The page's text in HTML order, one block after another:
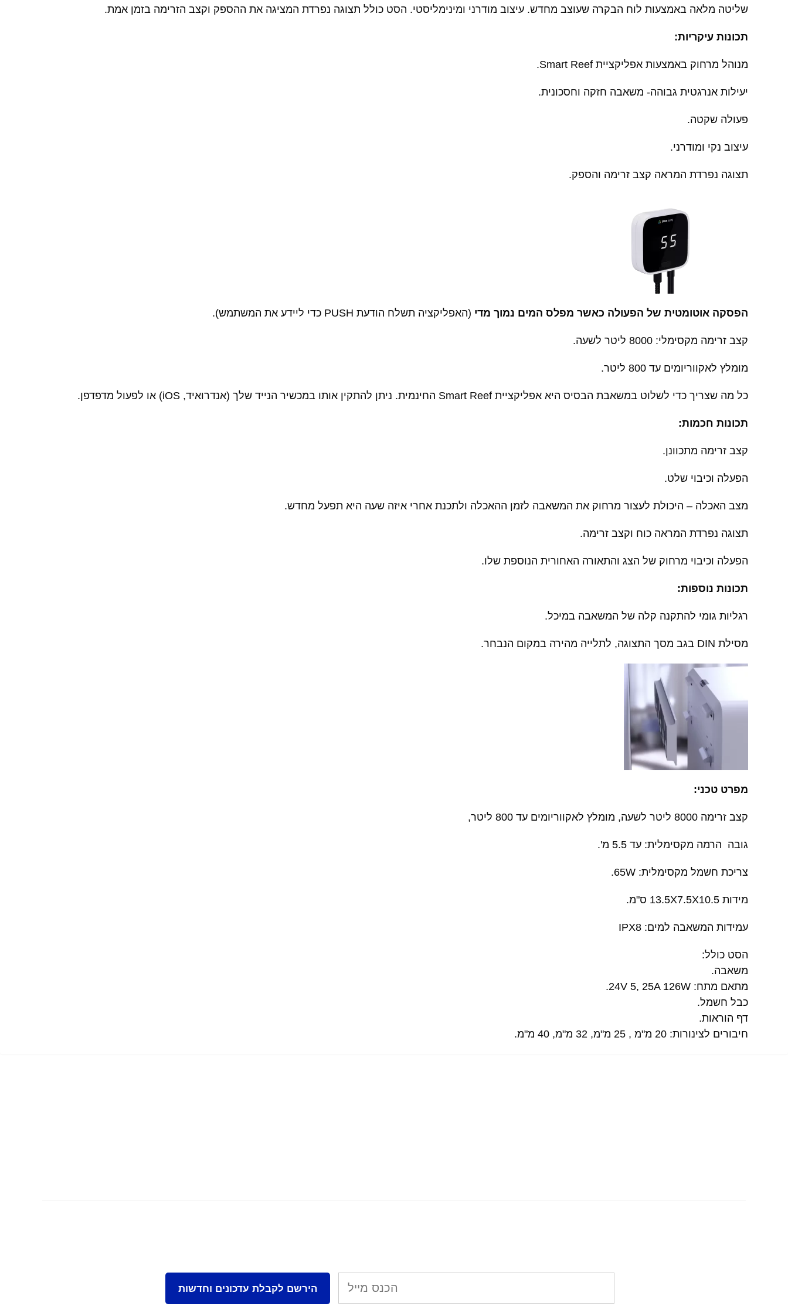
שליטה מלאה באמצעות לוח הבקרה שעוצב מחדש. עיצוב מודרני ומינימליסטי. הסט כולל תצוגה נפרדת המציגה את ההספק וקצב הזרימה בזמן אמת.
תכונות עיקריות:
מנוהל מרחוק באמצעות אפליקציית Smart Reef.
יעילות אנרגטית גבוהה- משאבה חזקה וחסכונית.
פעולה שקטה.
עיצוב נקי ומודרני.
תצוגה נפרדת המראה קצב זרימה והספק.
הפסקה אוטומטית של הפעולה כאשר מפלס המים נמוך מדי (האפליקציה תשלח הודעת PUSH כדי ליידע את המשתמש).
קצב זרימה מקסימלי: 8000 ליטר לשעה.
מומלץ לאקווריומים עד 800 ליטר.
כל מה שצריך כדי לשלוט במשאבת הבסיס היא אפליקציית Smart Reef החינמית. ניתן להתקין אותו במכשיר הנייד שלך (אנדרואיד, iOS) או לפעול מדפדפן.
תכונות חכמות:
קצב זרימה מתכוונן.
הפעלה וכיבוי שלט.
מצב האכלה – היכולת לעצור מרחוק את המשאבה לזמן ההאכלה ולתכנת אחרי איזה שעה היא תפעל מחדש.
תצוגה נפרדת המראה כוח וקצב זרימה.
הפעלה וכיבוי מרחוק של הצג והתאורה האחורית הנוספת שלו.
תכונות נוספות:
רגליות גומי להתקנה קלה של המשאבה במיכל.
מסילת DIN בגב מסך התצוגה, לתלייה מהירה במקום הנבחר.
מפרט טכני:
קצב זרימה 8000 ליטר לשעה, מומלץ לאקווריומים עד 800 ליטר,
גובה הרמה מקסימלית: עד 5.5 מ'.
צריכת חשמל מקסימלית: 65W.
מידות 13.5X7.5X10.5 ס"מ.
עמידות המשאבה למים: IPX8
הסט כולל:
משאבה.
מתאם מתח: 24V 5, 25A 126W.
כבל חשמל.
דף הוראות.
חיבורים לצינורות: 20 מ"מ , 25 מ"מ, 32 מ"מ, 40 מ"מ.